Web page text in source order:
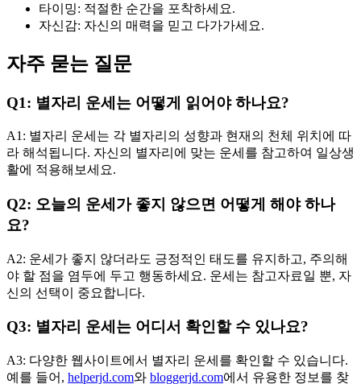
타이밍: 적절한 순간을 포착하세요.
자신감: 자신의 매력을 믿고 다가가세요.
자주 묻는 질문
Q1: 별자리 운세는 어떻게 읽어야 하나요?
A1: 별자리 운세는 각 별자리의 성향과 현재의 천체 위치에 따
라 해석됩니다. 자신의 별자리에 맞는 운세를 참고하여 일상생
활에 적용해보세요.
Q2: 오늘의 운세가 좋지 않으면 어떻게 해야 하나
요?
A2: 운세가 좋지 않더라도 긍정적인 태도를 유지하고, 주의해
야 할 점을 염두에 두고 행동하세요. 운세는 참고자료일 뿐, 자
신의 선택이 중요합니다.
Q3: 별자리 운세는 어디서 확인할 수 있나요?
A3: 다양한 웹사이트에서 별자리 운세를 확인할 수 있습니다.
예를 들어, helperjd.com와 bloggerjd.com에서 유용한 정보를 찾